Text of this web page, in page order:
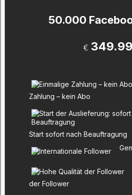
50.000
€ 349.99
Zahlung – kein Abo
Start sofort nach Beauftragung
der Follower